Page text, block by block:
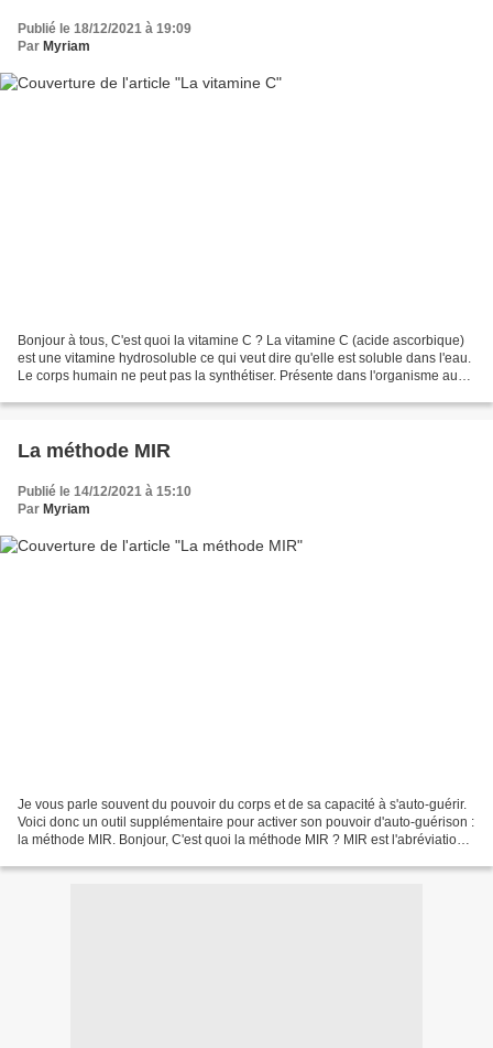
Publié le 18/12/2021 à 19:09
Par Myriam
Bonjour à tous, C'est quoi la vitamine C ? La vitamine C (acide ascorbique)
est une vitamine hydrosoluble ce qui veut dire qu'elle est soluble dans l'eau.
Le corps humain ne peut pas la synthétiser. Présente dans l'organisme au
La méthode MIR
Publié le 14/12/2021 à 15:10
Par Myriam
Je vous parle souvent du pouvoir du corps et de sa capacité à s'auto-guérir.
Voici donc un outil supplémentaire pour activer son pouvoir d'auto-guérison :
la méthode MIR. Bonjour, C'est quoi la méthode MIR ? MIR est l'abréviation